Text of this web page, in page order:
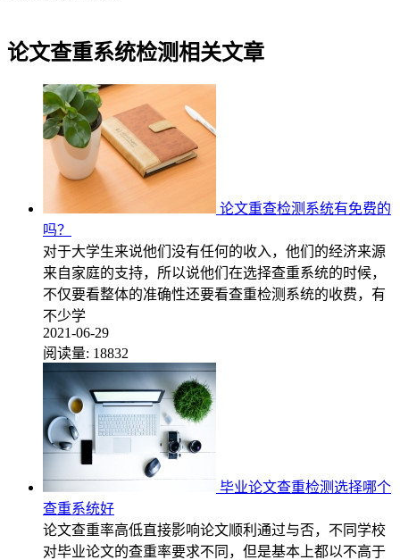
论文查重系统检测相关文章
论文重查检测系统有免费的
吗？
对于大学生来说他们没有任何的收入，他们的经济来源
来自家庭的支持，所以说他们在选择查重系统的时候，
不仅要看整体的准确性还要看查重检测系统的收费，有
不少学
2021-06-29
阅读量: 18832
毕业论文查重检测选择哪个
查重系统好
论文查重率高低直接影响论文顺利通过与否，不同学校
对毕业论文的查重率要求不同，但是基本上都以不高于